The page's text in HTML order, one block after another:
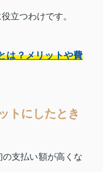
立つわけです。
は？メリットや費
トにしたとき
支払い額が高くな